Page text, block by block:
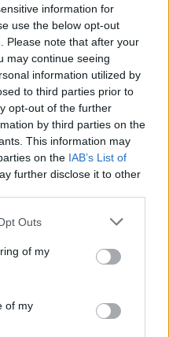
information for
use the below opt-out
Please note that after your
may continue seeing
information utilized by
to third parties prior to
opt-out of the further
by third parties on the
This information may
on the IAB’s List of
further disclose it to other
uses one or more Google
You may click to
its third-party tags to
purposes in below Google
Outs
of my
of my
2036-ban vagy 2040-
– hívta fel a
a tao-rendszert? –
az est során,
nem ebből a